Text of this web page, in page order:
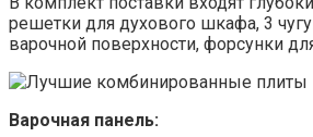
решетки для духового шкафа, 3
варочной поверхности, форсунки
Варочная панель: